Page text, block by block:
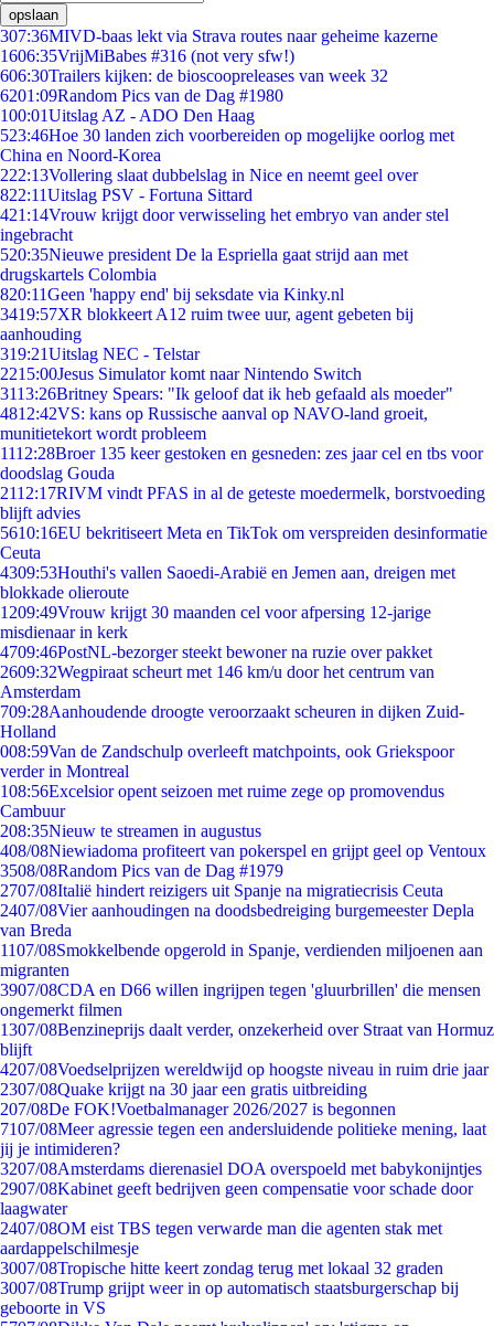
opslaan
307:36MIVD-baas lekt via Strava routes naar geheime kazerne
1606:35VrijMiBabes #316 (not very sfw!)
606:30Trailers kijken: de bioscoopreleases van week 32
6201:09Random Pics van de Dag #1980
100:01Uitslag AZ - ADO Den Haag
523:46Hoe 30 landen zich voorbereiden op mogelijke oorlog met
China en Noord-Korea
222:13Vollering slaat dubbelslag in Nice en neemt geel over
822:11Uitslag PSV - Fortuna Sittard
421:14Vrouw krijgt door verwisseling het embryo van ander stel
ingebracht
520:35Nieuwe president De la Espriella gaat strijd aan met
drugskartels Colombia
820:11Geen 'happy end' bij seksdate via Kinky.nl
3419:57XR blokkeert A12 ruim twee uur, agent gebeten bij
aanhouding
319:21Uitslag NEC - Telstar
2215:00Jesus Simulator komt naar Nintendo Switch
3113:26Britney Spears: "Ik geloof dat ik heb gefaald als moeder"
4812:42VS: kans op Russische aanval op NAVO-land groeit,
munitietekort wordt probleem
1112:28Broer 135 keer gestoken en gesneden: zes jaar cel en tbs voor
doodslag Gouda
2112:17RIVM vindt PFAS in al de geteste moedermelk, borstvoeding
blijft advies
5610:16EU bekritiseert Meta en TikTok om verspreiden desinformatie
Ceuta
4309:53Houthi's vallen Saoedi-Arabië en Jemen aan, dreigen met
blokkade olieroute
1209:49Vrouw krijgt 30 maanden cel voor afpersing 12-jarige
misdienaar in kerk
4709:46PostNL-bezorger steekt bewoner na ruzie over pakket
2609:32Wegpiraat scheurt met 146 km/u door het centrum van
Amsterdam
709:28Aanhoudende droogte veroorzaakt scheuren in dijken Zuid-
Holland
008:59Van de Zandschulp overleeft matchpoints, ook Griekspoor
verder in Montreal
108:56Excelsior opent seizoen met ruime zege op promovendus
Cambuur
208:35Nieuw te streamen in augustus
408/08Niewiadoma profiteert van pokerspel en grijpt geel op Ventoux
3508/08Random Pics van de Dag #1979
2707/08Italië hindert reizigers uit Spanje na migratiecrisis Ceuta
2407/08Vier aanhoudingen na doodsbedreiging burgemeester Depla
van Breda
1107/08Smokkelbende opgerold in Spanje, verdienden miljoenen aan
migranten
3907/08CDA en D66 willen ingrijpen tegen 'gluurbrillen' die mensen
ongemerkt filmen
1307/08Benzineprijs daalt verder, onzekerheid over Straat van Hormuz
blijft
4207/08Voedselprijzen wereldwijd op hoogste niveau in ruim drie jaar
2307/08Quake krijgt na 30 jaar een gratis uitbreiding
207/08De FOK!Voetbalmanager 2026/2027 is begonnen
7107/08Meer agressie tegen een andersluidende politieke mening, laat
jij je intimideren?
3207/08Amsterdams dierenasiel DOA overspoeld met babykonijntjes
2907/08Kabinet geeft bedrijven geen compensatie voor schade door
laagwater
2407/08OM eist TBS tegen verwarde man die agenten stak met
aardappelschilmesje
3007/08Tropische hitte keert zondag terug met lokaal 32 graden
3007/08Trump grijpt weer in op automatisch staatsburgerschap bij
geboorte in VS